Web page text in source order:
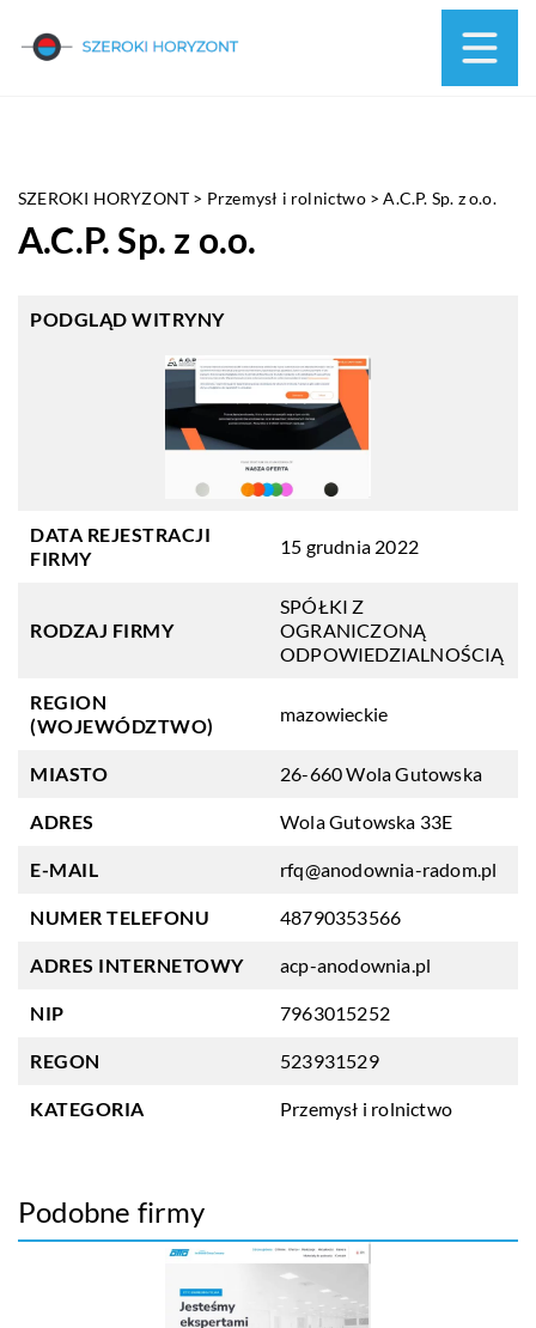
SZEROKI HORYZONT > Przemysł i rolnictwo>A.C.P. Sp. z o.o.
A.C.P. Sp. z o.o.
PODGLĄD WITRYNY
DATA REJESTRACJI
FIRMY
15 grudnia 2022
RODZAJ FIRMY
SPÓŁKI Z
OGRANICZONĄ
ODPOWIEDZIALNOŚCIĄ
REGION
(WOJEWÓDZTWO)
mazowieckie
MIASTO 26-660 Wola Gutowska
ADRES Wola Gutowska 33E
E-MAIL rfq@anodownia-radom.pl
NUMER TELEFONU 48790353566
ADRES INTERNETOWY acp-anodownia.pl
NIP 7963015252
REGON 523931529
KATEGORIA Przemysł i rolnictwo
Podobne firmy